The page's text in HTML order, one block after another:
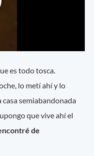
es todo tosca.
lo metí ahí y lo
casa semiabandonada
que vive ahí el
de